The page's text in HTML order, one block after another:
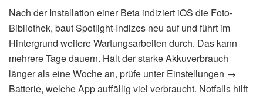
Nach der Installation einer Beta indiziert iOS die Foto-
Bibliothek, baut Spotlight-Indizes neu auf und führt im
Hintergrund weitere Wartungsarbeiten durch. Das kann
mehrere Tage dauern. Hält der starke Akkuverbrauch
länger als eine Woche an, prüfe unter Einstellungen →
Batterie, welche App auffällig viel verbraucht. Notfalls hilft